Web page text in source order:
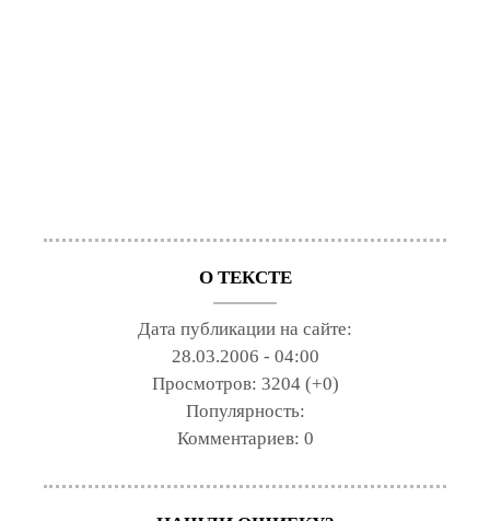
О ТЕКСТЕ
Дата публикации на сайте:
28.03.2006 - 04:00
Просмотров: 3204 (+0)
Популярность:
Комментариев: 0